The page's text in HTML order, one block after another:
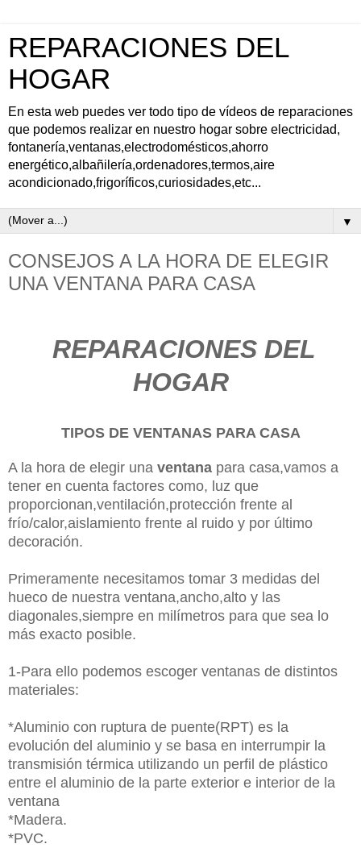
REPARACIONES DEL
HOGAR
En esta web puedes ver todo tipo de vídeos de reparaciones
que podemos realizar en nuestro hogar sobre electricidad,
fontanería,ventanas,electrodomésticos,ahorro
energético,albañilería,ordenadores,termos,aire
acondicionado,frigoríficos,curiosidades,etc...
▼
CONSEJOS A LA HORA DE ELEGIR
UNA VENTANA PARA CASA
REPARACIONES DEL
HOGAR
TIPOS DE VENTANAS PARA CASA
A la hora de elegir una ventana para casa,vamos a
tener en cuenta factores como, luz que
proporcionan,ventilación,protección frente al
frío/calor,aislamiento frente al ruido y por último
decoración.
Primeramente necesitamos tomar 3 medidas del
hueco de nuestra ventana,ancho,alto y las
diagonales,siempre en milímetros para que sea lo
más exacto posible.
1-Para ello podemos escoger ventanas de distintos
materiales:
*Aluminio con ruptura de puente(RPT) es la
evolución del aluminio y se basa en interrumpir la
transmisión térmica utilizando un perfil de plástico
entre el aluminio de la parte exterior e interior de la
ventana
*Madera.
*PVC.